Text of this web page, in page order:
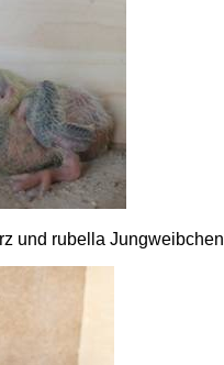
und rubella Jungweibchen